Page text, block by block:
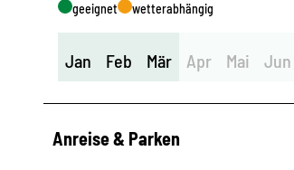
geeignet wetterabhängig
Jan Feb Mär Apr Mai Jun
Anreise & Parken